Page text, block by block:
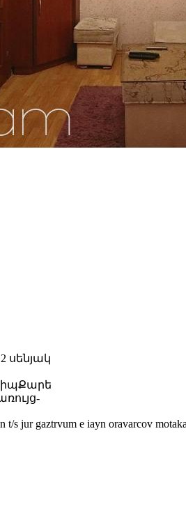
2 սենյակ
Քարե
-
s jur gaztrvum e iayn oravarcov